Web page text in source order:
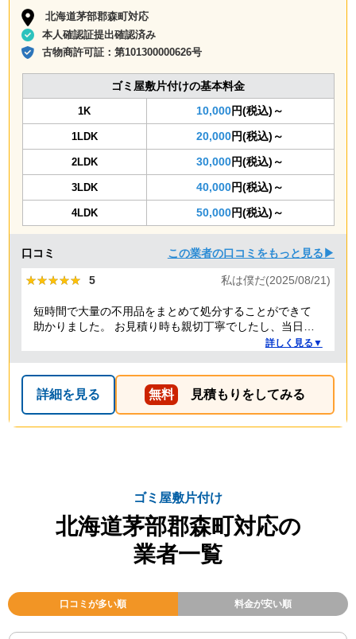
北海道茅部郡森町対応
本人確認証提出確認済み
古物商許可証：第101300000626号
ゴミ屋敷片付けの基本料金
1K 10,000円(税込)～
1LDK 20,000円(税込)～
2LDK 30,000円(税込)～
3LDK 40,000円(税込)～
4LDK 50,000円(税込)～
口コミ この業者の口コミをもっと見る▶
★★★★★
★★★★★ 5 私は僕だ(2025/08/21)
短時間で大量の不用品をまとめて処分することができて
助かりました。 お見積り時も親切丁寧でしたし、当日作
業を担当してくれた方たちも礼儀正しく気持ちよく対応
詳しく見る▼
詳細を見る 無料 見積もりをしてみる
ゴミ屋敷片付け
北海道茅部郡森町対応の
業者一覧
口コミが多い順 料金が安い順